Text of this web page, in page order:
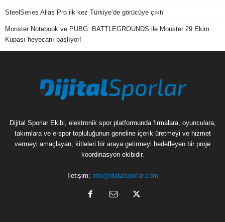
SteelSeries Alias Pro ilk kez Türkiye’de görücüye çıktı
Monster Notebook ve PUBG: BATTLEGROUNDS ile Monster 29 Ekim
Kupası heyecanı başlıyor!
Dijital Sporlar Ekibi, elektronik spor platformunda firmalara, oyunculara,
takımlara ve e-spor topluluğunun geneline içerik üretmeyi ve hizmet
vermeyi amaçlayan, kitleleri bir araya getirmeyi hedefleyen bir proje
koordinasyon ekibidir.
İletişim: info@dijitalsporlar.com